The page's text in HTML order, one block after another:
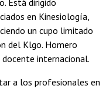
Está dirigido
en Kinesiología,
un cupo limitado
del Klgo. Homero
internacional.
a los profesionales en